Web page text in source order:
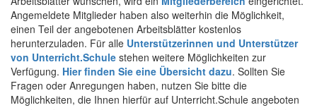
Angemeldete Mitglieder haben also weiterhin die Möglichkeit,
einen Teil der angebotenen Arbeitsblätter kostenlos
herunterzuladen. Für alle Unterstützerinnen und Unterstützer
von Unterricht.Schule stehen weitere Möglichkeiten zur
Verfügung. Hier finden Sie eine Übersicht dazu. Sollten Sie
Fragen oder Anregungen haben, nutzen Sie bitte die
Möglichkeiten, die Ihnen hierfür auf Unterricht.Schule angeboten